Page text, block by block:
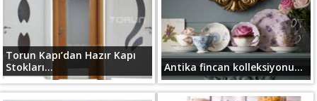
Torun Kapı’dan Hazır Kapı
Stokları...
Antika fincan kolleksiyonu...